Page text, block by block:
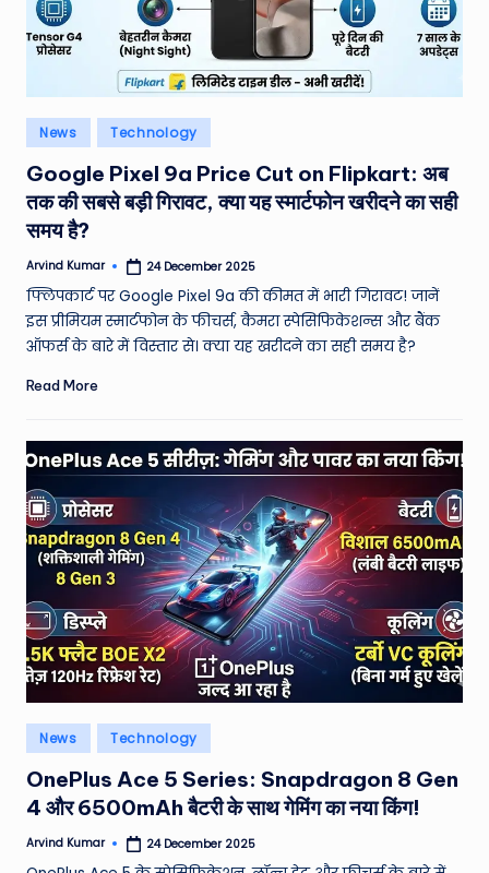
Posted
in
News Technology
Google Pixel 9a Price Cut on Flipkart: अब
तक की सबसे बड़ी गिरावट, क्या यह स्मार्टफोन खरीदने का सही
समय है?
Posted
by
Arvind Kumar 24 December 2025
फ्लिपकार्ट पर Google Pixel 9a की कीमत में भारी गिरावट! जानें
इस प्रीमियम स्मार्टफोन के फीचर्स, कैमरा स्पेसिफिकेशन्स और बैंक
ऑफर्स के बारे में विस्तार से। क्या यह खरीदने का सही समय है?
Read More
Posted
in
News Technology
OnePlus Ace 5 Series: Snapdragon 8 Gen
4 और 6500mAh बैटरी के साथ गेमिंग का नया किंग!
Posted
Arvind Kumar 24 December 2025